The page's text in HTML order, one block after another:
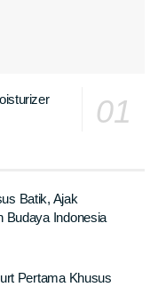
Batik, Ajak
Budaya Indonesia
Pertama Khusus